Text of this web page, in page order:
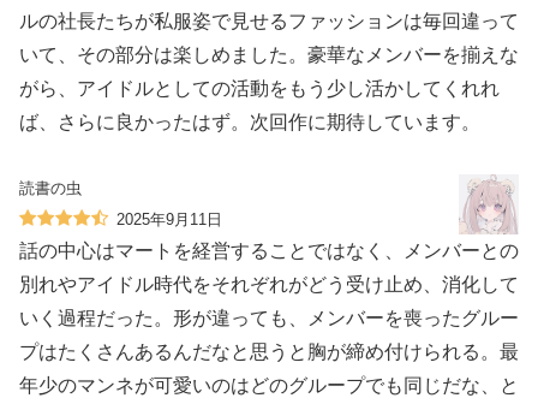
ルの社長たちが私服姿で見せるファッションは毎回違って
いて、その部分は楽しめました。豪華なメンバーを揃えな
がら、アイドルとしての活動をもう少し活かしてくれれ
ば、さらに良かったはず。次回作に期待しています。
読書の虫
2025年9月11日
話の中心はマートを経営することではなく、メンバーとの
別れやアイドル時代をそれぞれがどう受け止め、消化して
いく過程だった。形が違っても、メンバーを喪ったグルー
プはたくさんあるんだなと思うと胸が締め付けられる。最
年少のマンネが可愛いのはどのグループでも同じだな、と